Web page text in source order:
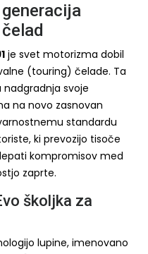
je svet motorizma dobil
(touring) čelade. Ta
svoje
na novo zasnovan
standardu
ki prevozijo tisoče
kompromisov med
zaprte.
školjka za
lupine, imenovano